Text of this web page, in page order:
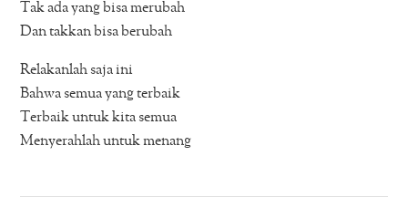
Tak ada yang bisa merubah
Dan takkan bisa berubah
Relakanlah saja ini
Bahwa semua yang terbaik
Terbaik untuk kita semua
Menyerahlah untuk menang